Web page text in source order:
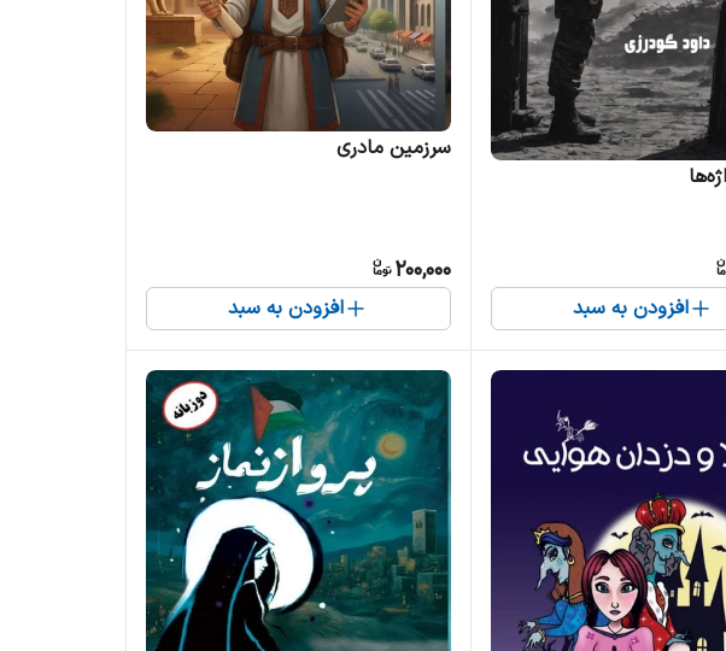
افزودن به سبد
سرزمین مادری
200,000
افزودن به سبد